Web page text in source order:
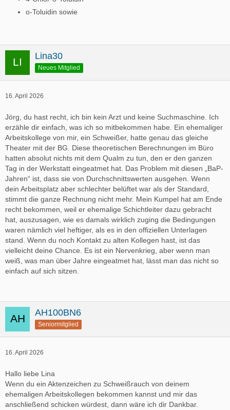
o-Toluidin sowie
Lina30
Neues Mitglied
16. April 2026
Jörg, du hast recht, ich bin kein Arzt und keine Suchmaschine. Ich
erzähle dir einfach, was ich so mitbekommen habe. Ein ehemaliger
Arbeitskollege von mir, ein Schweißer, hatte genau das gleiche
Theater mit der BG. Diese theoretischen Berechnungen im Büro
hatten absolut nichts mit dem Qualm zu tun, den er den ganzen
Tag in der Werkstatt eingeatmet hat. Das Problem mit diesen „BaP-
Jahren“ ist, dass sie von Durchschnittswerten ausgehen. Wenn
dein Arbeitsplatz aber schlechter belüftet war als der Standard,
stimmt die ganze Rechnung nicht mehr. Mein Kumpel hat am Ende
recht bekommen, weil er ehemalige Schichtleiter dazu gebracht
hat, auszusagen, wie es damals wirklich zuging die Bedingungen
waren nämlich viel heftiger, als es in den offiziellen Unterlagen
stand. Wenn du noch Kontakt zu alten Kollegen hast, ist das
vielleicht deine Chance. Es ist ein Nervenkrieg, aber wenn man
weiß, was man über Jahre eingeatmet hat, lässt man das nicht so
einfach auf sich sitzen.
AH100BN6
Seniormitglied
16. April 2026
Hallo liebe Lina
Wenn du ein Aktenzeichen zu Schweißrauch von deinem
ehemaligen Arbeitskollegen bekommen kannst und mir das
anschließend schicken würdest, dann wäre ich dir Dankbar.